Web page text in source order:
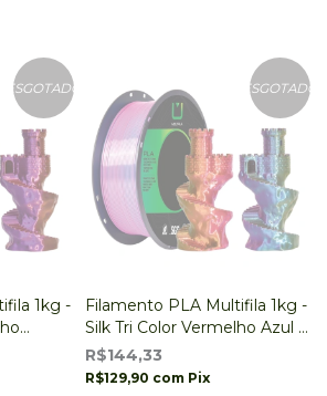
ESGOTADO
1kg -
ESGOTADO
Filamento PLA Multifila 1kg -
Silk Tri Color Vermelho Azul e
Verde
R$144,33
R$129,90 com Pix